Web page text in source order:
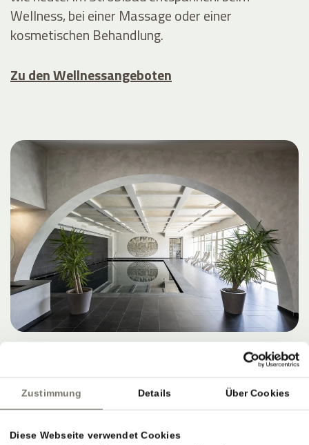
Zustimmung Details Über Cookies
Diese Webseite verwendet Cookies
Wellness, bei einer Massage oder einer
kosmetischen Behandlung.
Zu den Wellnessangeboten